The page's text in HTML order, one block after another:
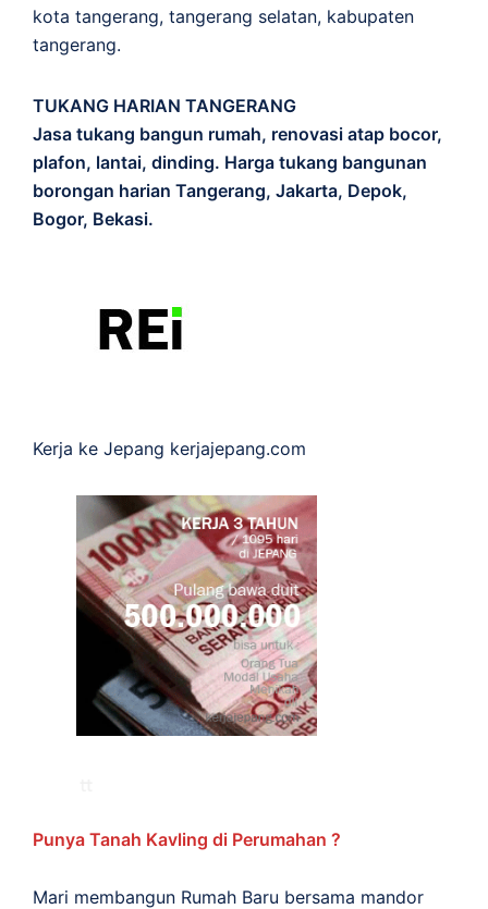
kota tangerang, tangerang selatan, kabupaten
tangerang.
TUKANG HARIAN TANGERANG
Jasa tukang bangun rumah, renovasi atap bocor,
plafon, lantai, dinding. Harga tukang bangunan
borongan harian Tangerang, Jakarta, Depok,
Bogor, Bekasi.
Kerja ke Jepang kerjajepang.com
Punya Tanah Kavling di Perumahan ?
Mari membangun Rumah Baru bersama mandor